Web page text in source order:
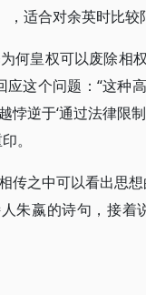
适合对余英时比较
何皇权可以废除相
这个问题：“这种
逆于‘通过法律限
。
之中可以看出思想
朱嬴的诗句，接着